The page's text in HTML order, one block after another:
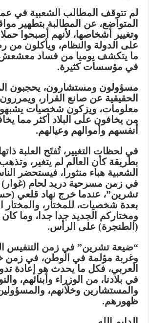
لم تتوقف المطالب الشعبية في
المتواضع، عن المطالبة بتطهير
وتغيير أشخاصها، لأنهم أصبحوا
على الدولة والنظام، ويأكلون من
ما يتكشف يوميا من فساد
في مؤسسات كثيرة.
مسؤولون ومستشارون، يحجبون
الحقيقية عن صانع القرار،
معلومات، ويزكون شخصيات
من يخافون على البلاد أكثر مما
أنفسهم وأموالهم وعيالهم.
في لحظات التغيير، تُفتَح العلبة
بطريقة كأن العالم لم يتغير،
الشعبية هباء منثورا، فيستحضر
في زمن مسرحية دريد لحام
تشرين”، عندما خرج نهاد قلعي
بعدة شخصيات، للمختار، والمختار
ومختاركم الجديد جدا جدا، وما
(الطنجرة) على الرأس.
“ضيعة تشرين” في زمن التنفيس
وغربة مؤلمة في الوطن، في زمن
العربي، فكل ما يحدث هو إعادة
في بلادنا، من الوزراء وأبنائهم،
والمستشارين وخلّانهم،
ظهورهم.